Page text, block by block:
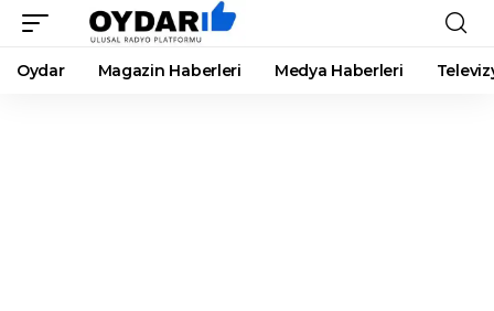
Oydar Magazin Haberleri Medya Haberleri